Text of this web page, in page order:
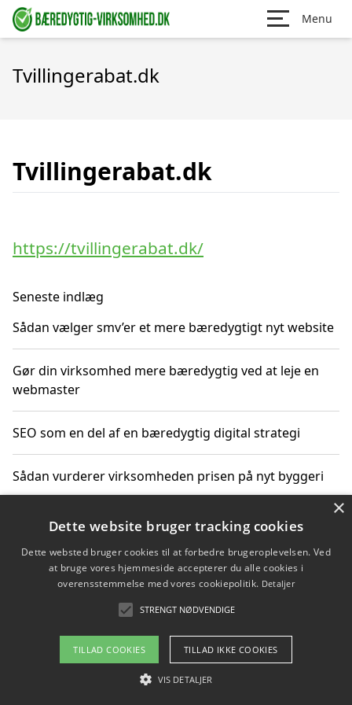
Menu
Tvillingerabat.dk
Tvillingerabat.dk
https://tvillingerabat.dk/
Seneste indlæg
Sådan vælger smv’er et mere bæredygtigt nyt website
Gør din virksomhed mere bæredygtig ved at leje en
webmaster
SEO som en del af en bæredygtig digital strategi
Sådan vurderer virksomheden prisen på nyt byggeri
Sådan får du hjælp til en hjemmeside uden binding
Copyright 2026 - Pilanto Aps
Om / kontakt
Blog Betingelser
×
Dette website bruger tracking cookies
Dette websted bruger cookies til at forbedre brugeroplevelsen. Ved
at bruge vores hjemmeside accepterer du alle cookies i
overensstemmelse med vores cookiepolitik. Detaljer
STRENGT NØDVENDIGE
TILLAD COOKIES TILLAD IKKE COOKIES
VIS DETALJER